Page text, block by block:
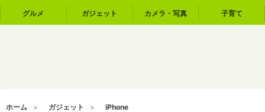
グルメ ガジェット カメラ・写真 子育て
ホーム ガジェット iPhone